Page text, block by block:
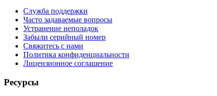
Служба поддержки
Часто задаваемые вопросы
Устранение неполадок
Забыли серийный номер
Свяжитесь с нами
Политика конфиденциальности
Лицензионное соглашение
Ресурсы